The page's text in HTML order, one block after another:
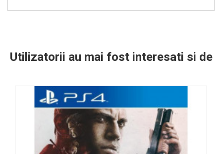
Utilizatorii au mai fost interesati si de